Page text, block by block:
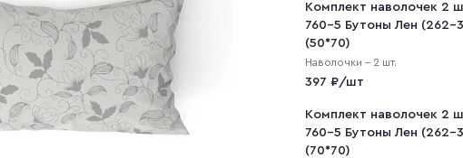
150 см
220 см
полотно
Вафельное полотно 45
см
Вафельное полотно 150
см
Вафельное полотно 120
Рогожка
Рогожка набивная
Саржа
Cаржа 240 г/м2
Cаржа 260 г/м2
Наволочки (1 штука)
Наволочки (2 штуки)
Однотонные простыни
Простыни с рисунком
Салфетки
Комплект наволочек 2
760-5 Бутоны Лен (262-
(50*70)
Наволочки - 2 шт.
397 ₽/шт
Комплект наволочек 2
760-5 Бутоны Лен (262-
(70*70)